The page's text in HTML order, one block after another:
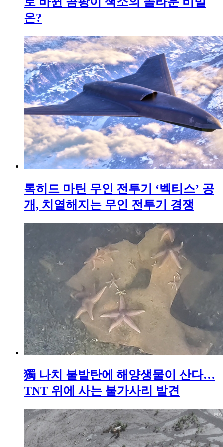
은?
록히드 마틴 무인 전투기 ‘벡티스’ 공
개, 치열해지는 무인 전투기 경쟁
獨 나치 불발탄에 해양생물이 산다…
TNT 위에 사는 불가사리 발견